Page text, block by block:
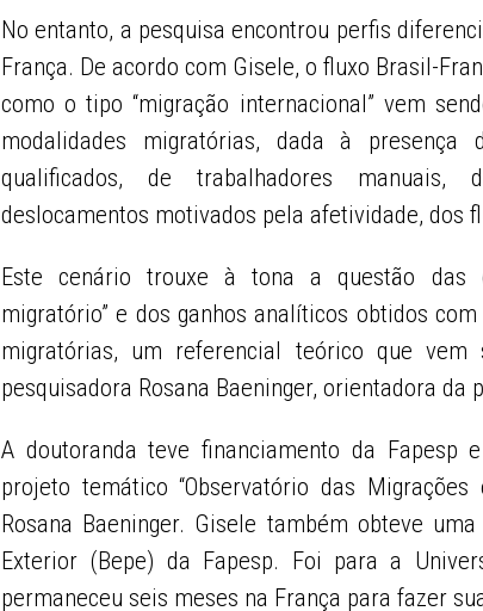
No entanto, a pesquisa encontrou perfis
França. De acordo com Gisele, o fluxo Brasil-
como o tipo “migração internacional” vem
modalidades migratórias, dada à presença
qualificados, de trabalhadores manuais,
deslocamentos motivados pela afetividade, dos
Este cenário trouxe à tona a questão das
migratório” e dos ganhos analíticos obtidos
migratórias, um referencial teórico que vem
pesquisadora Rosana Baeninger, orientadora da
A doutoranda teve financiamento da Fapesp
projeto temático “Observatório das
Rosana Baeninger. Gisele também obteve
Exterior (Bepe) da Fapesp. Foi para a
permaneceu seis meses na França para fazer